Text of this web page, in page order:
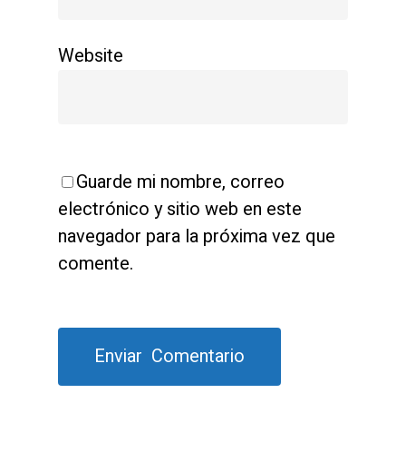
Website
Guarde mi nombre, correo
electrónico y sitio web en este
navegador para la próxima vez que
comente.